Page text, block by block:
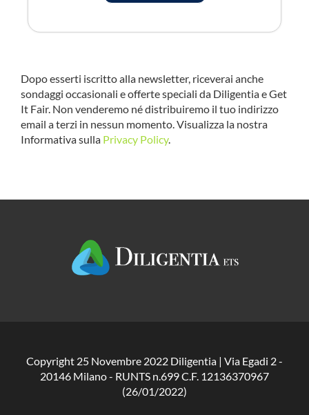
Dopo esserti iscritto alla newsletter, riceverai anche
sondaggi occasionali e offerte speciali da Diligentia e Get
It Fair. Non venderemo né distribuiremo il tuo indirizzo
email a terzi in nessun momento. Visualizza la nostra
Informativa sulla Privacy Policy.
Copyright 25 Novembre 2022 Diligentia | Via Egadi 2 -
20146 Milano - RUNTS n.699 C.F. 12136370967
(26/01/2022)